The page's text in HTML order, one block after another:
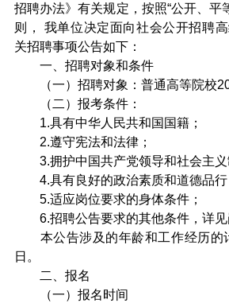
招聘办法》有关规定，按照“公开、平
则， 我单位决定面向社会公开招聘
关招聘事项公告如下：
一、招聘对象和条件
（一）招聘对象：普通高等院校
（二）报考条件：
1.具有中华人民共和国国籍；
2.遵守宪法和法律；
3.拥护中国共产党领导和社会主义
4.具有良好的政治素质和道德品行
5.适应岗位要求的身体条件；
6.招聘公告要求的其他条件，详见
本公告涉及的年龄和工作经历的
日。
二、报名
（一）报名时间